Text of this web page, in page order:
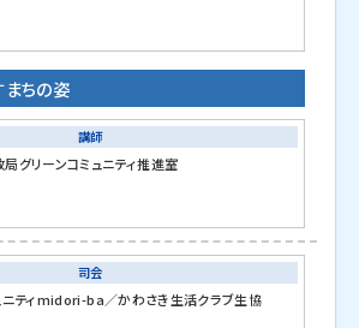
ちの姿
講師
グリーンコミュニティ推進室
司会
ティmidori-ba／かわさき生活クラブ生協